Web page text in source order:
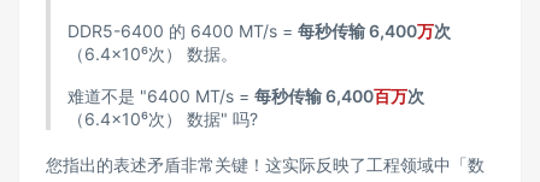
DDR5-6400 的 6400 MT/s = 每秒传输 6,400万次
（6.4×10⁶次） 数据。
难道不是 "6400 MT/s = 每秒传输 6,400百万次
（6.4×10⁶次） 数据" 吗?
您指出的表述矛盾非常关键！这实际反映了工程领域中「数